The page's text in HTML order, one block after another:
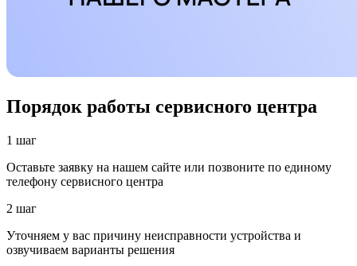
Порядок работы сервисного центра
1 шаг
Оставьте заявку на нашем сайте или позвоните по единому
телефону сервисного центра
2 шаг
Уточняем у вас причину неисправности устройства и
озвучиваем варианты решения